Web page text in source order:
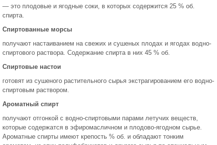
— это плодовые и ягодные соки, в которых содержится 25 % об.
спирта.
Спиртованные морсы
получают настаиванием на све­жих и сушеных плодах и ягодах водно-
спиртового раствора. Содержание спирта в них 45 % об.
Спиртовые настои
готовят из сушеного растительного сырья экстрагированием его водно-
спиртовым раствором.
Ароматный спирт
получают отгонкой с водно-спиртовы­ми парами летучих веществ,
которые содержатся в эфиромасличном и плодово-ягодном сырье.
Ароматные спирты имеют крепость % об. и обладают тонким